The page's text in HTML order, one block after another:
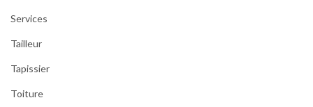
Services
Tailleur
Tapissier
Toiture